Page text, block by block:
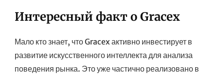
Интересный факт о Gracex
Мало кто знает, что Gracex активно инвестирует в
развитие искусственного интеллекта для анализа
поведения рынка. Это уже частично реализовано в